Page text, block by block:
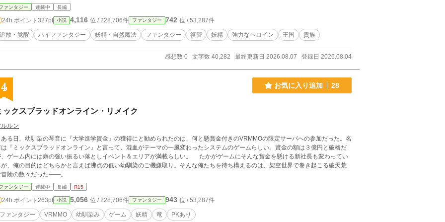
ァンタジー 連載中 長編
24h.ポイント 327pt 小説 4,116 位 / 228,706件 ファンタジー 742 位 / 53,287件
追放・覚醒 ハイファンタジー 妖精・自然魔法 ファンタジー 復讐 妖精 強力なヘロイン 王国 貴族
感想数 0 文字数 40,282 最終更新日 2026.08.07 登録日 2026.08.04
4 お気に入り追加 28
ックスブラッドオンライン・リメイク
ルン
る日、幼馴染の琴音に『大学進学資金』の獲得にと勧められたのは、何と懸賞金付きのVRMMOの限定サーバへの参加だった。名
『ミックスブラッドオンライン』と言って、混血がテーマの一風変わったシステムのゲームらしい。賞金の額は３億円と破格だ
、ゲーム内には癖の強い振るい落としイベント＆エリアが満載らしい。 たかがゲームにそんな賞金を懸ける新社長も変わってい
、俺の目的はどちらかと言えば沸点の低い幼馴染のご機嫌取り。そんな俺たちを待ち構えるのは、架空世界で巻き起こる破天荒
冒険の数々だった――。
ァンタジー 連載中 長編 R15
24h.ポイント 263pt 小説 5,056 位 / 228,706件 ファンタジー 943 位 / 53,287件
ファンタジー VRMMO 幼馴染み ゲーム 妖精 竜 PKあり